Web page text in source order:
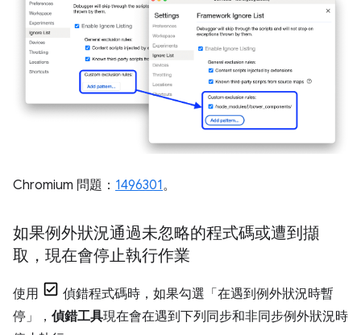
Chromium 問題： 1496301。
如果例外狀況通過未忽略的程式碼或遭到擷
取，現在會停止執行作業
使用
偵錯程式碼時，如果勾選「在遇到例外狀況時暫
停」
， 偵錯工具現在會在遇到下列同步和非同步例外狀況時